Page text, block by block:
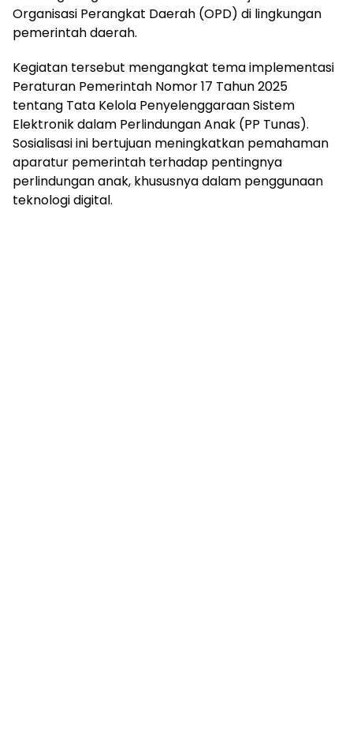
Organisasi Perangkat Daerah (OPD) di lingkungan
pemerintah daerah.
Kegiatan tersebut mengangkat tema implementasi
Peraturan Pemerintah Nomor 17 Tahun 2025
tentang Tata Kelola Penyelenggaraan Sistem
Elektronik dalam Perlindungan Anak (PP Tunas).
Sosialisasi ini bertujuan meningkatkan pemahaman
aparatur pemerintah terhadap pentingnya
perlindungan anak, khususnya dalam penggunaan
teknologi digital.